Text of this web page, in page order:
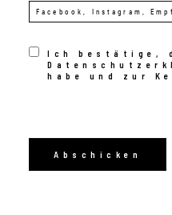
Ich bestätige,
habe und zur